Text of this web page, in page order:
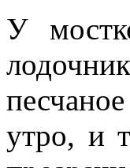
У
утро, и